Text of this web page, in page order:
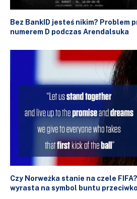
Bez BankID jesteś nikim? Problem
numerem D podczas Arendalsuka
Czy Norweżka stanie na czele
wyrasta na symbol buntu